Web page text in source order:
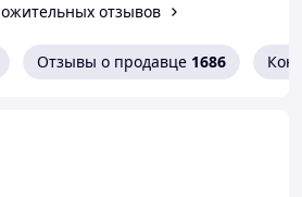
отзывов
Отзывы о продавце 1686